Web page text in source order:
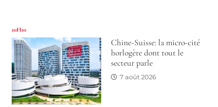
10H10
Chine-Suisse: la micro-cité
horlogère dont tout le
secteur parle
7 août 2026